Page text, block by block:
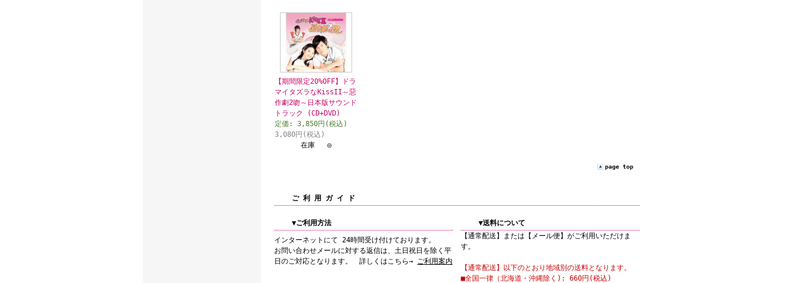
【期間限定20%OFF】ドラ
マイタズラなKissII～惡
作劇2吻～日本版サウンド
トラック (CD+DVD)
定価: 3,850円(税込)
3,080円(税込)
在庫 ◎
page top
ご 利 用 ガ イ ド
▼ご利用方法
インターネットにて 24時間受け付けております。
お問い合わせメールに対する返信は、土日祝日を除く平
日のご対応となります。 詳しくはこちら→ ご利用案内
▼送料について
【通常配送】または【メール便】がご利用いただけま
す。
【通常配送】以下のとおり地域別の送料となります。
■全国一律（北海道・沖縄除く): 660円(税込)